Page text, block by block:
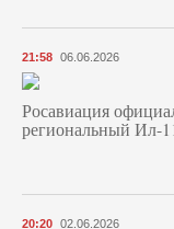
21:58 06.06.2026
Росавиация
региональный Ил-
20:20 02.06.2026